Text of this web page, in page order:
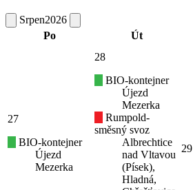
Srpen2026
Po
Út
27
BIO-kontejner
Újezd
Mezerka
28
BIO-kontejner
Újezd
Mezerka
Rumpold-
směsný svoz
Albrechtice
nad Vltavou
(Písek),
Hladná,
29